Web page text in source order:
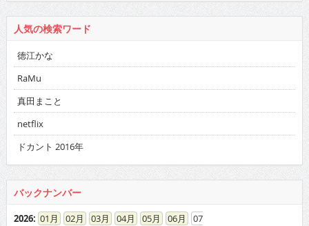
人気の検索ワード
徳江かな
RaMu
真田まこと
netflix
ドカント 2016年
バックナンバー
2026: 01 02 03 04 05 06
07